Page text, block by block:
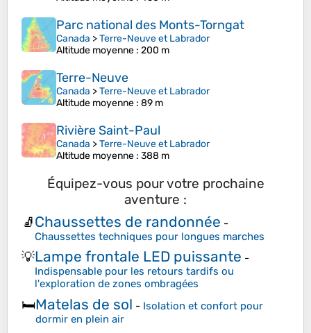
Parc national des Monts-Torngat
Canada >Terre-Neuve et Labrador
Altitude moyenne : 200 m
Terre-Neuve
Canada >Terre-Neuve et Labrador
Altitude moyenne : 89 m
Rivière Saint-Paul
Canada >Terre-Neuve et Labrador
Altitude moyenne : 388 m
Équipez-vous pour votre prochaine
aventure :
🧦Chaussettes de randonnée -
Chaussettes techniques pour longues marches
💡Lampe frontale LED puissante -
Indispensable pour les retours tardifs ou
l'exploration de zones ombragées
🛏️Matelas de sol - Isolation et confort pour
dormir en plein air